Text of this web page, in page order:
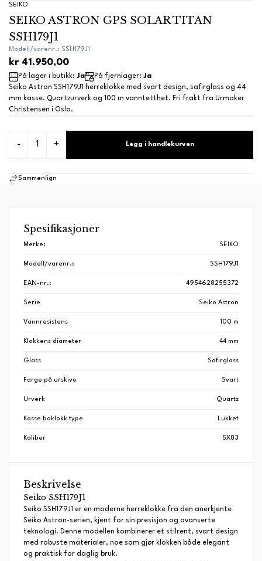
SEIKO
SEIKO ASTRON GPS SOLAR TITAN
SSH179J1
Modell/varenr.: SSH179J1
kr 41.950,00
På lager i butikk: Ja På fjernlager: Ja
Seiko Astron SSH179J1 herreklokke med svart design, safirglass og 44
mm kasse. Quartzurverk og 100 m vanntetthet. Fri frakt fra Urmaker
Christensen i Oslo.
- + Legg i handlekurven
Sammenlign
Beskrivelse
Seiko SSH179J1
Seiko SSH179J1 er en moderne herreklokke fra den anerkjente
Seiko Astron-serien, kjent for sin presisjon og avanserte
teknologi. Denne modellen kombinerer et stilrent, svart design
med robuste materialer, noe som gjør klokken både elegant
og praktisk for daglig bruk.
Spesifikasjoner
Merke: SEIKO
Modell/varenr.: SSH179J1
EAN-nr.: 4954628255372
Serie Seiko Astron
Vannresistens 100 m
Klokkens diameter 44 mm
Glass Safirglass
Farge på urskive Svart
Urverk Quartz
Kasse baklokk type Lukket
Kaliber 5X83